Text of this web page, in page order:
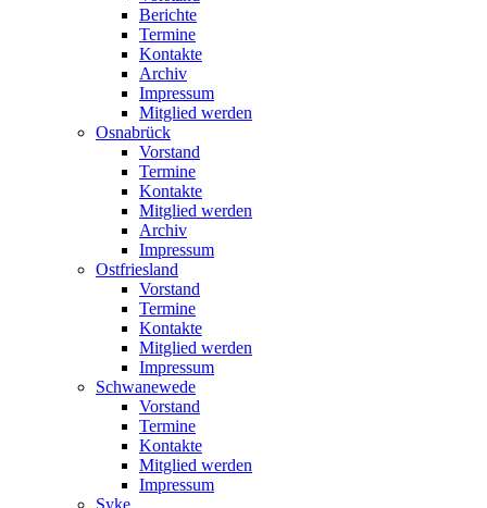
Berichte
Termine
Kontakte
Archiv
Impressum
Mitglied werden
Osnabrück
Vorstand
Termine
Kontakte
Mitglied werden
Archiv
Impressum
Ostfriesland
Vorstand
Termine
Kontakte
Mitglied werden
Impressum
Schwanewede
Vorstand
Termine
Kontakte
Mitglied werden
Impressum
Syke